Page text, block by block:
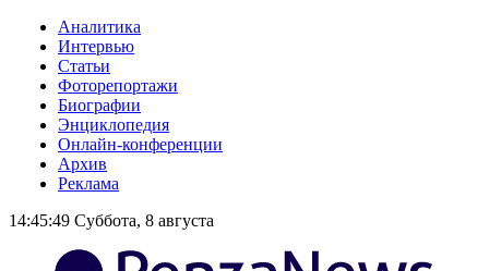
Аналитика
Интервью
Статьи
Фоторепортажи
Биографии
Энциклопедия
Онлайн-конференции
Архив
Реклама
14:45:50 Суббота, 8 августа